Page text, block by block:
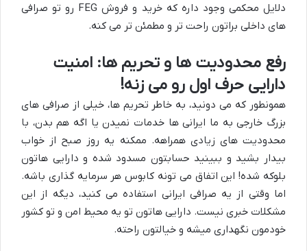
دلایل محکمی وجود داره که خرید و فروش FEG رو تو صرافی
های داخلی براتون راحت تر و مطمئن تر می کنه.
رفع محدودیت ها و تحریم ها: امنیت
دارایی حرف اول رو می زنه!
همونطور که می دونید، به خاطر تحریم ها، خیلی از صرافی های
بزرگ خارجی به ما ایرانی ها خدمات نمیدن یا اگه هم بدن، با
محدودیت های زیادی همراهه. ممکنه یه روز صبح از خواب
بیدار بشید و ببینید حسابتون مسدود شده و دارایی هاتون
بلوکه شده! این اتفاق می تونه کابوس هر سرمایه گذاری باشه.
اما وقتی از یه صرافی ایرانی استفاده می کنید، دیگه از این
مشکلات خبری نیست. دارایی هاتون تو یه محیط امن و تو کشور
خودمون نگهداری میشه و خیالتون راحته.